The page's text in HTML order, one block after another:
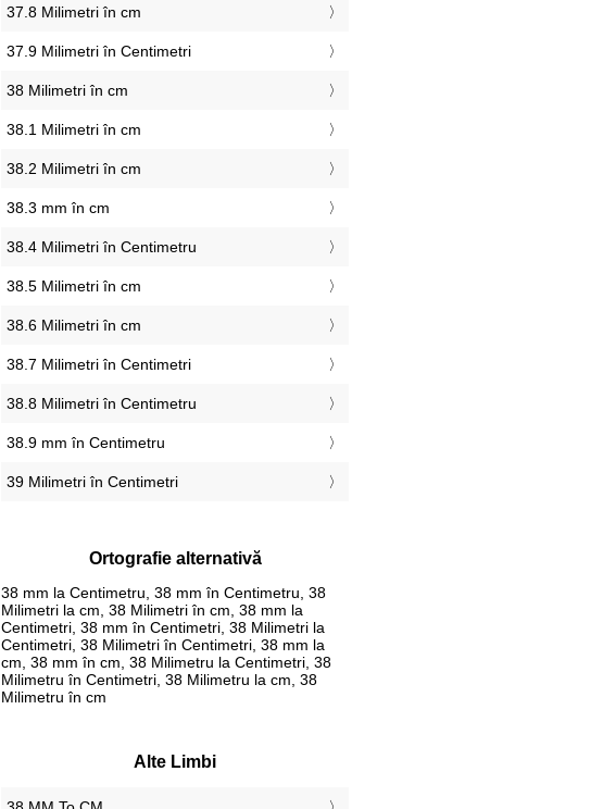
37.8 Milimetri în cm
37.9 Milimetri în Centimetri
38 Milimetri în cm
38.1 Milimetri în cm
38.2 Milimetri în cm
38.3 mm în cm
38.4 Milimetri în Centimetru
38.5 Milimetri în cm
38.6 Milimetri în cm
38.7 Milimetri în Centimetri
38.8 Milimetri în Centimetru
38.9 mm în Centimetru
39 Milimetri în Centimetri
Ortografie alternativă
38 mm la Centimetru, 38 mm în Centimetru, 38
Milimetri la cm, 38 Milimetri în cm, 38 mm la
Centimetri, 38 mm în Centimetri, 38 Milimetri la
Centimetri, 38 Milimetri în Centimetri, 38 mm la
cm, 38 mm în cm, 38 Milimetru la Centimetri, 38
Milimetru în Centimetri, 38 Milimetru la cm, 38
Milimetru în cm
Alte Limbi